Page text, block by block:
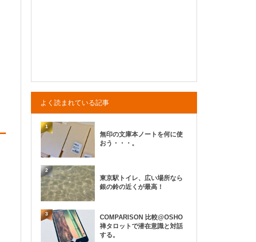
よく読まれている記事
1
無印の文庫本ノートを何に使
おう・・・。
2
東京駅トイレ、広い場所なら
銀の鈴の近くが最高！
3
COMPARISON 比較@OSHO
禅タロットで潜在意識と対話
する。